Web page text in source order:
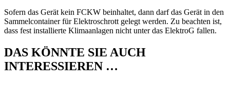
Sofern das Gerät kein FCKW beinhaltet, dann darf das Gerät in den
Sammelcontainer für Elektroschrott gelegt werden. Zu beachten ist,
dass fest installierte Klimaanlagen nicht unter das ElektroG fallen.
DAS KÖNNTE SIE AUCH
INTERESSIEREN …